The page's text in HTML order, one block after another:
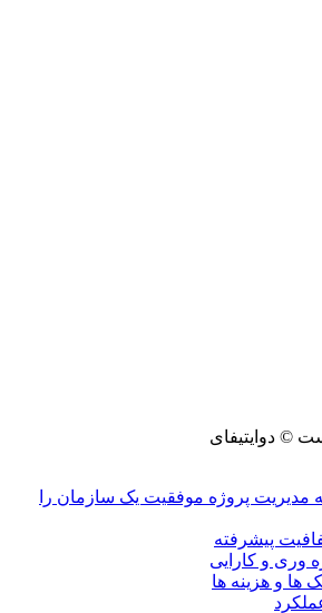
پروژه موفقیت یک سازمان را
پیشرفته
و کارایی
هزینه ها